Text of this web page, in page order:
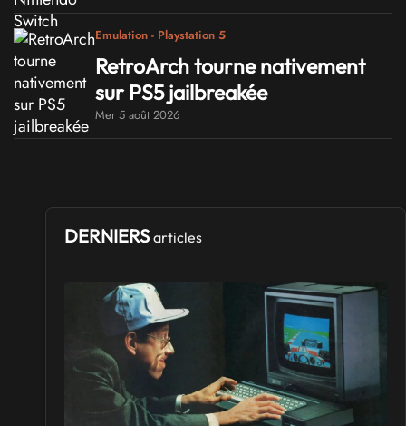
Emulation - Playstation 5
RetroArch tourne nativement
sur PS5 jailbreakée
Mer 5 août 2026
DERNIERS articles